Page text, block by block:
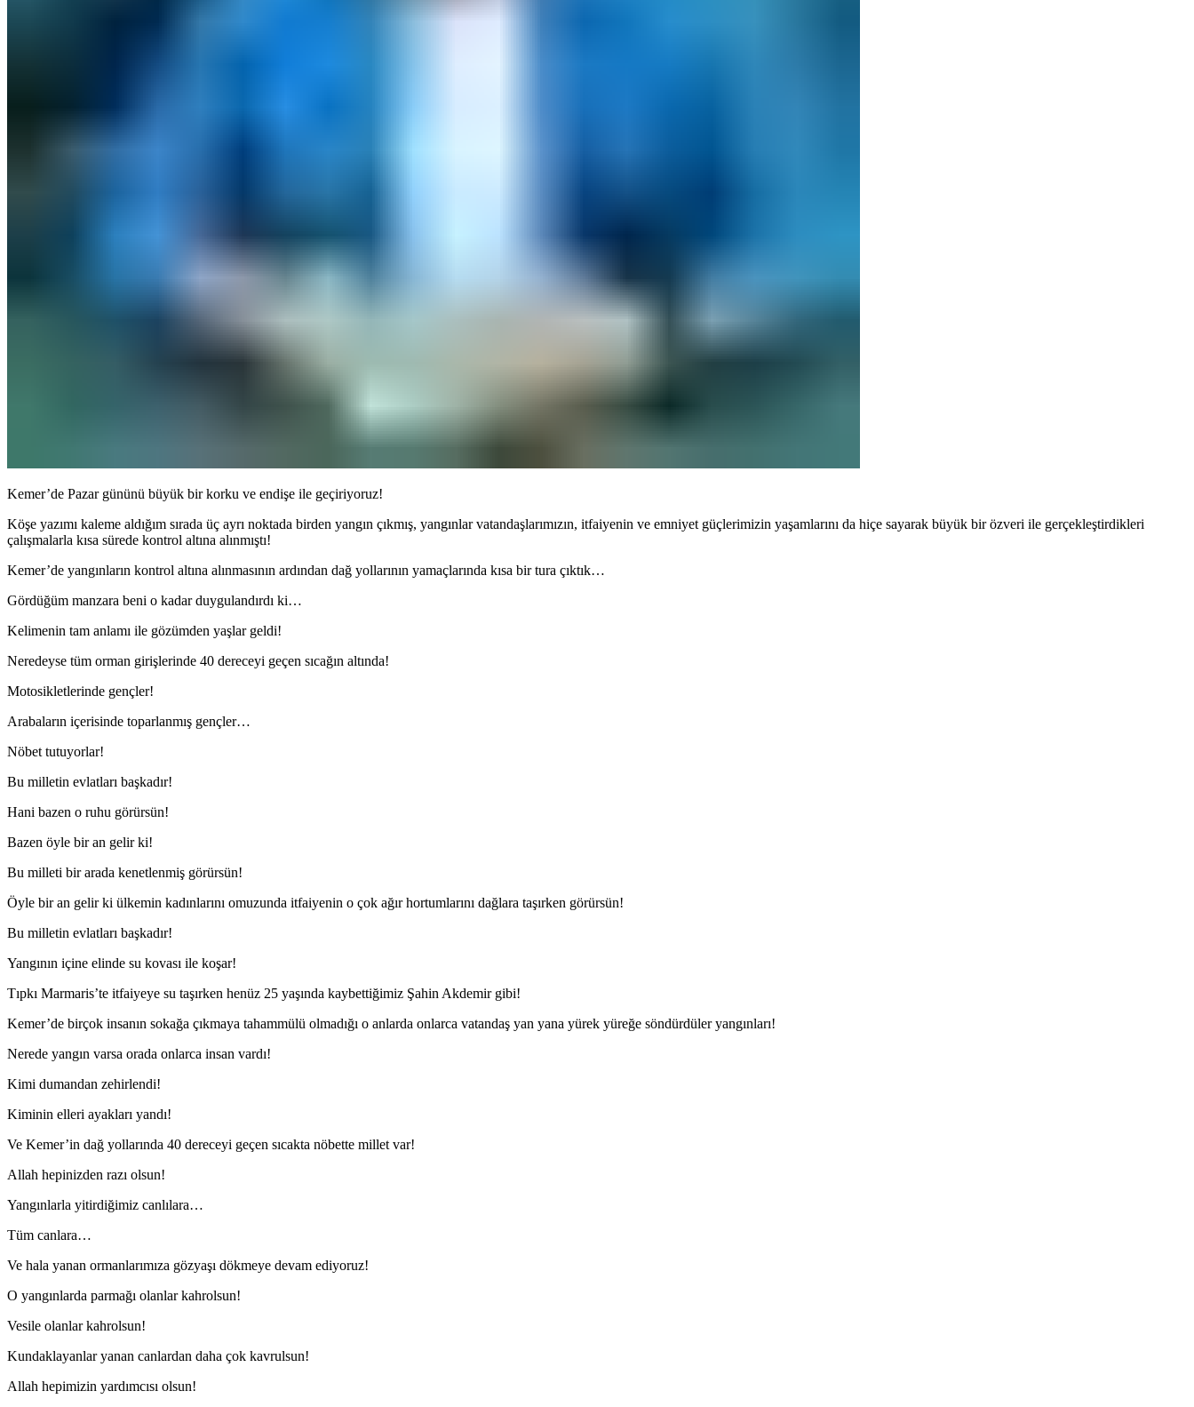
Kemer’de Pazar gününü büyük bir korku ve endişe ile geçiriyoruz!
Köşe yazımı kaleme aldığım sırada üç ayrı noktada birden yangın çıkmış, yangınlar vatandaşlarımızın, itfaiyenin ve emniyet güçlerimizin yaşamlarını da hiçe sayarak büyük bir özveri ile gerçekleştirdikleri
çalışmalarla kısa sürede kontrol altına alınmıştı!
Kemer’de yangınların kontrol altına alınmasının ardından dağ yollarının yamaçlarında kısa bir tura çıktık…
Gördüğüm manzara beni o kadar duygulandırdı ki…
Kelimenin tam anlamı ile gözümden yaşlar geldi!
Neredeyse tüm orman girişlerinde 40 dereceyi geçen sıcağın altında!
Motosikletlerinde gençler!
Arabaların içerisinde toparlanmış gençler…
Nöbet tutuyorlar!
Bu milletin evlatları başkadır!
Hani bazen o ruhu görürsün!
Bazen öyle bir an gelir ki!
Bu milleti bir arada kenetlenmiş görürsün!
Öyle bir an gelir ki ülkemin kadınlarını omuzunda itfaiyenin o çok ağır hortumlarını dağlara taşırken görürsün!
Bu milletin evlatları başkadır!
Yangının içine elinde su kovası ile koşar!
Tıpkı Marmaris’te itfaiyeye su taşırken henüz 25 yaşında kaybettiğimiz Şahin Akdemir gibi!
Kemer’de birçok insanın sokağa çıkmaya tahammülü olmadığı o anlarda onlarca vatandaş yan yana yürek yüreğe söndürdüler yangınları!
Nerede yangın varsa orada onlarca insan vardı!
Kimi dumandan zehirlendi!
Kiminin elleri ayakları yandı!
Ve Kemer’in dağ yollarında 40 dereceyi geçen sıcakta nöbette millet var!
Allah hepinizden razı olsun!
Yangınlarla yitirdiğimiz canlılara…
Tüm canlara…
Ve hala yanan ormanlarımıza gözyaşı dökmeye devam ediyoruz!
O yangınlarda parmağı olanlar kahrolsun!
Vesile olanlar kahrolsun!
Kundaklayanlar yanan canlardan daha çok kavrulsun!
Allah hepimizin yardımcısı olsun!